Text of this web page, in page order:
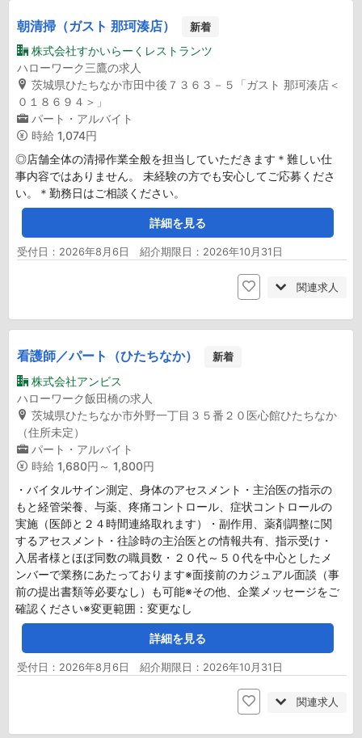
朝清掃（ガスト 那珂湊店） 新着
株式会社すかいらーくレストランツ
ハローワーク三鷹の求人
茨城県ひたちなか市田中後７３６３－５「ガスト 那珂湊店＜
０１８６９４＞」
パート・アルバイト
時給 1,074円
◎店舗全体の清掃作業全般を担当していただきます＊難しい仕
事内容ではありません。 未経験の方でも安心してご応募くださ
い。＊勤務日はご相談ください。
詳細を見る
受付日：2026年8月6日 紹介期限日：2026年10月31日
関連求人
看護師／パート（ひたちなか） 新着
株式会社アンビス
ハローワーク飯田橋の求人
茨城県ひたちなか市外野一丁目３５番２０医心館ひたちなか
（住所未定）
パート・アルバイト
時給 1,680円～ 1,800円
・バイタルサイン測定、身体のアセスメント・主治医の指示の
もと経管栄養、与薬、疼痛コントロール、症状コントロールの
実施（医師と２４時間連絡取れます）・副作用、薬剤調整に関
するアセスメント・往診時の主治医との情報共有、指示受け・
入居者様とほぼ同数の職員数・２０代～５０代を中心としたメ
ンバーで業務にあたっております※面接前のカジュアル面談（事
前の提出書類等必要なし）も可能※その他、企業メッセージをご
確認ください※変更範囲：変更なし
詳細を見る
受付日：2026年8月6日 紹介期限日：2026年10月31日
関連求人